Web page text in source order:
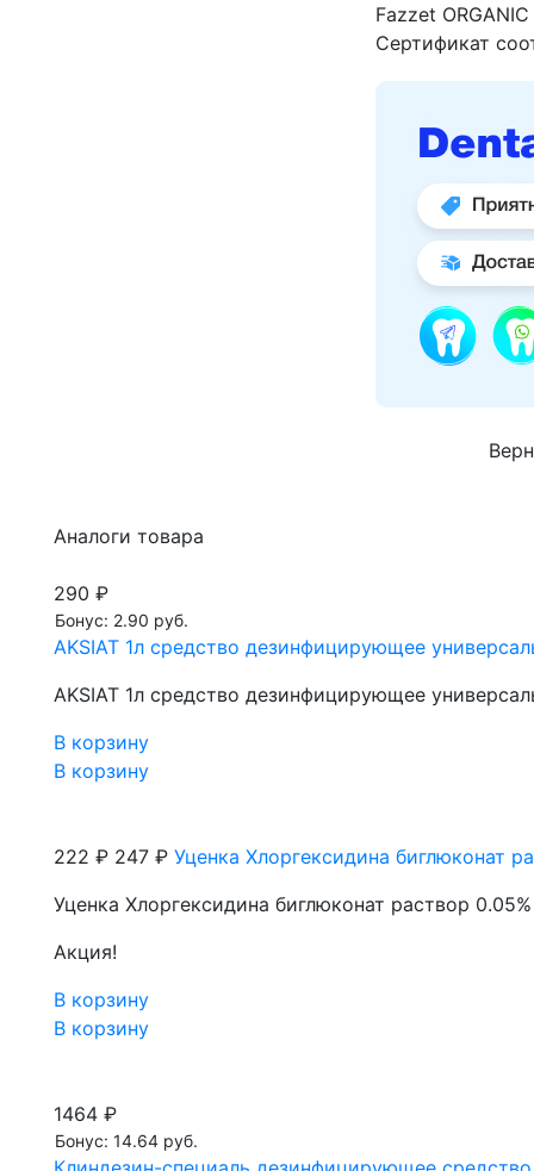
Fazzet
Сертификат
Аналоги товара
290 ₽
Бонус: 2.90 руб.
AKSIAT 1л средство дезинфицирующее
AKSIAT 1л средство дезинфицирующее
В корзину
В корзину
222 ₽ 247 ₽ Уценка Хлоргексидина биглюконат
Уценка Хлоргексидина биглюконат раствор
Акция!
В корзину
В корзину
1464 ₽
Бонус: 14.64 руб.